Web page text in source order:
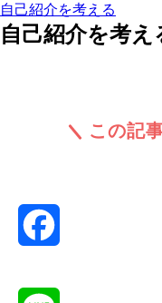
自己紹介を考える
自己紹介を考え
この記